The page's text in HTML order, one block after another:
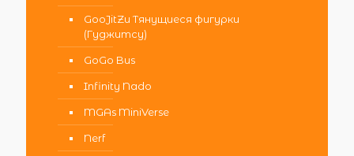
GooJitZu Тянущиеся фигурки
(Гуджитсу)
GoGo Bus
Infinity Nado
MGAs MiniVerse
Nerf